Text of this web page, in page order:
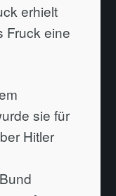
erhielt
Fruck eine
sie für
Hitler